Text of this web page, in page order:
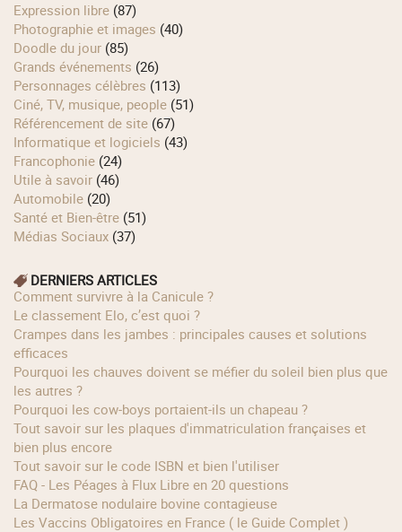
Expression libre (87)
Photographie et images (40)
Doodle du jour (85)
Grands événements (26)
Personnages célèbres (113)
Ciné, TV, musique, people (51)
Référencement de site (67)
Informatique et logiciels (43)
Francophonie (24)
Utile à savoir (46)
Automobile (20)
Santé et Bien-être (51)
Médias Sociaux (37)
DERNIERS ARTICLES
Comment survivre à la Canicule ?
Le classement Elo, c’est quoi ?
Crampes dans les jambes : principales causes et solutions
efficaces
Pourquoi les chauves doivent se méfier du soleil bien plus que
les autres ?
Pourquoi les cow‑boys portaient‑ils un chapeau ?
Tout savoir sur les plaques d'immatriculation françaises et
bien plus encore
Tout savoir sur le code ISBN et bien l'utiliser
FAQ - Les Péages à Flux Libre en 20 questions
La Dermatose nodulaire bovine contagieuse
Les Vaccins Obligatoires en France ( le Guide Complet )